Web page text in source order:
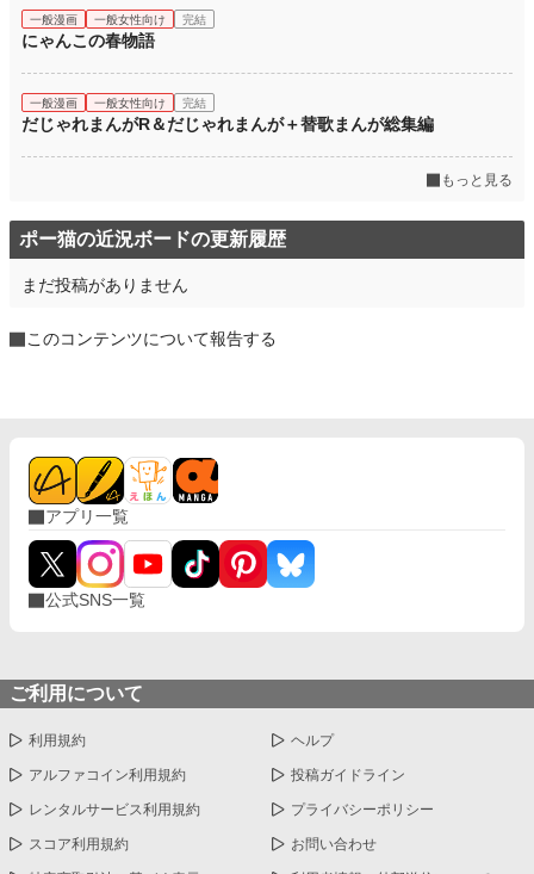
一般漫画 一般女性向け 完結
にゃんこの春物語
一般漫画 一般女性向け 完結
だじゃれまんがR＆だじゃれまんが＋替歌まんが総集編
もっと見る
ポー猫の近況ボードの更新履歴
まだ投稿がありません
このコンテンツについて報告する
アプリ一覧
公式SNS一覧
ご利用について
利用規約 ヘルプ
アルファコイン利用規約 投稿ガイドライン
レンタルサービス利用規約 プライバシーポリシー
スコア利用規約 お問い合わせ